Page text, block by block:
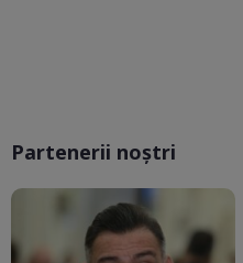
Partenerii noștri